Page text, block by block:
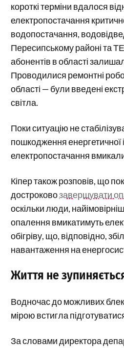
короткі терміни вдалося
електропостачання
водопостачання,
Пересипському районі та
абонентів в області
Проводилися ремонтні
області — були введені
світла.
Поки ситуацію не
пошкодження енергетичної
електропостачання
Кіпер також розповів, що
достроковозавершувати
оскільки люди,
опалення вмикатимуть
обігріву, що, відповідно,
навантаження на
Життя не
Водночас до можливих
мірою встигла
За словами директора